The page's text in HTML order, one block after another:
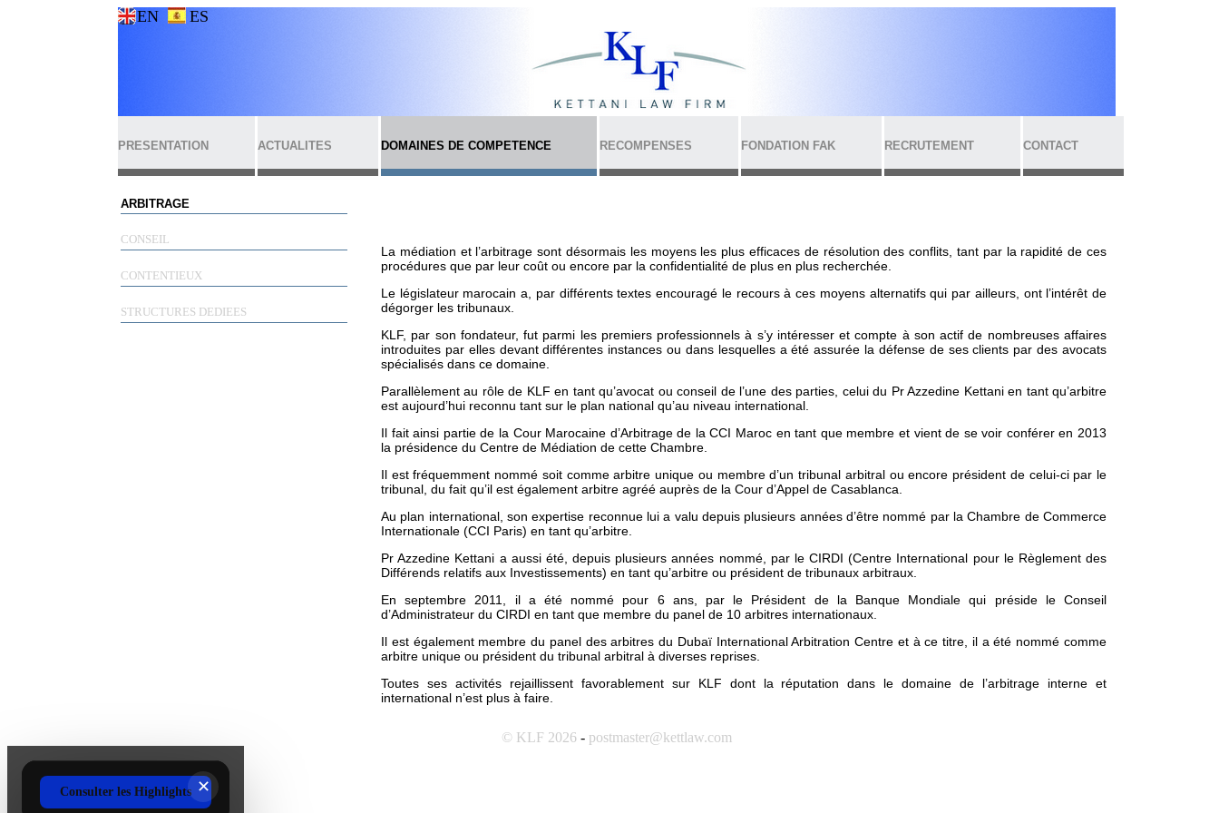
EN ES
PRESENTATION ACTUALITES DOMAINES DE COMPETENCE RECOMPENSES FONDATION FAK RECRUTEMENT CONTACT
ARBITRAGE
CONSEIL
CONTENTIEUX
STRUCTURES DEDIEES
La médiation et l’arbitrage sont désormais les moyens les plus efficaces de résolution des conflits, tant par la rapidité de ces
procédures que par leur coût ou encore par la confidentialité de plus en plus recherchée.
Le législateur marocain a, par différents textes encouragé le recours à ces moyens alternatifs qui par ailleurs, ont l’intérêt de
dégorger les tribunaux.
KLF, par son fondateur, fut parmi les premiers professionnels à s’y intéresser et compte à son actif de nombreuses affaires
introduites par elles devant différentes instances ou dans lesquelles a été assurée la défense de ses clients par des avocats
spécialisés dans ce domaine.
Parallèlement au rôle de KLF en tant qu’avocat ou conseil de l’une des parties, celui du Pr Azzedine Kettani en tant qu’arbitre
est aujourd’hui reconnu tant sur le plan national qu’au niveau international.
Il fait ainsi partie de la Cour Marocaine d’Arbitrage de la CCI Maroc en tant que membre et vient de se voir conférer en 2013
la présidence du Centre de Médiation de cette Chambre.
Il est fréquemment nommé soit comme arbitre unique ou membre d’un tribunal arbitral ou encore président de celui-ci par le
tribunal, du fait qu’il est également arbitre agréé auprès de la Cour d’Appel de Casablanca.
Au plan international, son expertise reconnue lui a valu depuis plusieurs années d’être nommé par la Chambre de Commerce
Internationale (CCI Paris) en tant qu’arbitre.
Pr Azzedine Kettani a aussi été, depuis plusieurs années nommé, par le CIRDI (Centre International pour le Règlement des
Différends relatifs aux Investissements) en tant qu’arbitre ou président de tribunaux arbitraux.
En septembre 2011, il a été nommé pour 6 ans, par le Président de la Banque Mondiale qui préside le Conseil
d’Administrateur du CIRDI en tant que membre du panel de 10 arbitres internationaux.
Il est également membre du panel des arbitres du Dubaï International Arbitration Centre et à ce titre, il a été nommé comme
arbitre unique ou président du tribunal arbitral à diverses reprises.
Toutes ses activités rejaillissent favorablement sur KLF dont la réputation dans le domaine de l’arbitrage interne et
international n’est plus à faire.
© KLF 2026 - postmaster@kettlaw.com
✕
Consulter les Highlights